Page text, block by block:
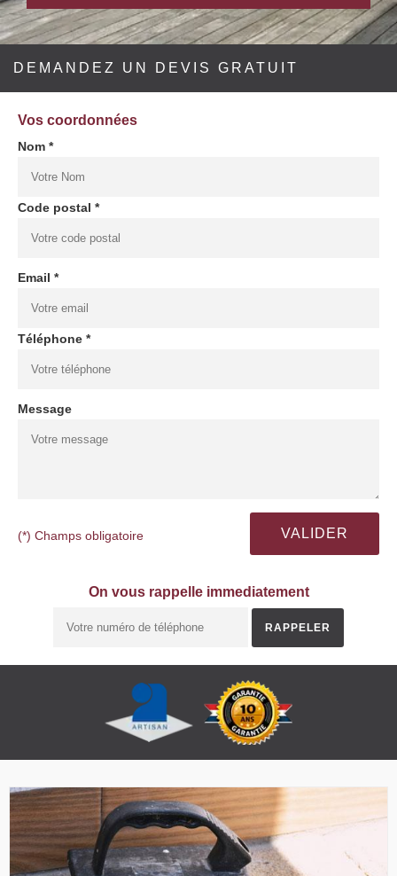
DEMANDEZ UN DEVIS GRATUIT
Vos coordonnées
Nom *
Code postal *
Email *
Téléphone *
Message
(*) Champs obligatoire
On vous rappelle immediatement